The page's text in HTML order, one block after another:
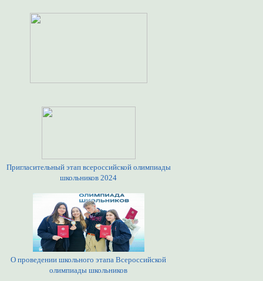
Пригласительный этап всероссийской олимпиады
школьников 2024
О проведении школьного этапа Всероссийской
олимпиады школьников